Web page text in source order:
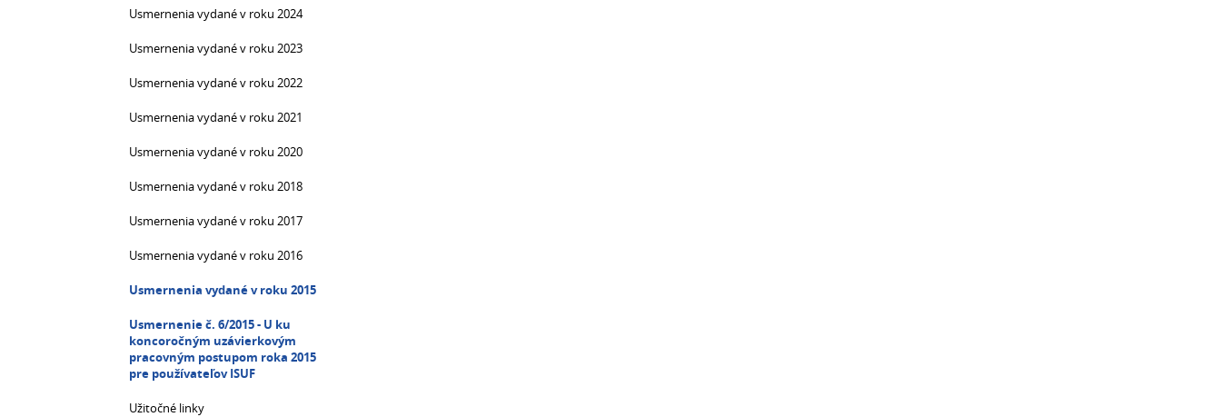
Usmernenia vydané v roku 2024
Usmernenia vydané v roku 2023
Usmernenia vydané v roku 2022
Usmernenia vydané v roku 2021
Usmernenia vydané v roku 2020
Usmernenia vydané v roku 2018
Usmernenia vydané v roku 2017
Usmernenia vydané v roku 2016
Usmernenia vydané v roku 2015
Usmernenie č. 6/2015 - U ku
koncoročným uzávierkovým
pracovným postupom roka 2015
pre používateľov ISUF
Užitočné linky